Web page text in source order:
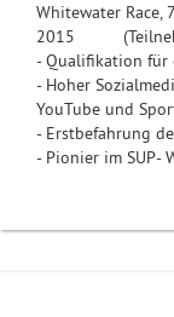
Whitewater Race,
2015
- Qualifikation für
- Hoher
YouTube und
- Erstbefahrung
- Pionier im SUP-